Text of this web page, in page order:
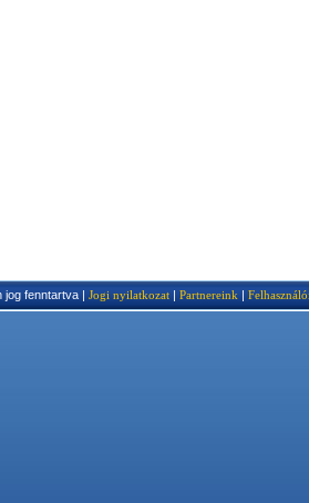
jog fenntartva | Jogi nyilatkozat | Partnereink |